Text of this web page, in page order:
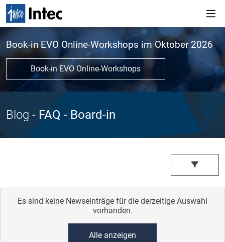
Book-in EVO Online-Workshops im Oktober 2026
Book-in EVO Online-Workshops
Blog - FAQ - Board-in
Es sind keine Newseinträge für die derzeitige Auswahl
vorhanden.
Alle anzeigen